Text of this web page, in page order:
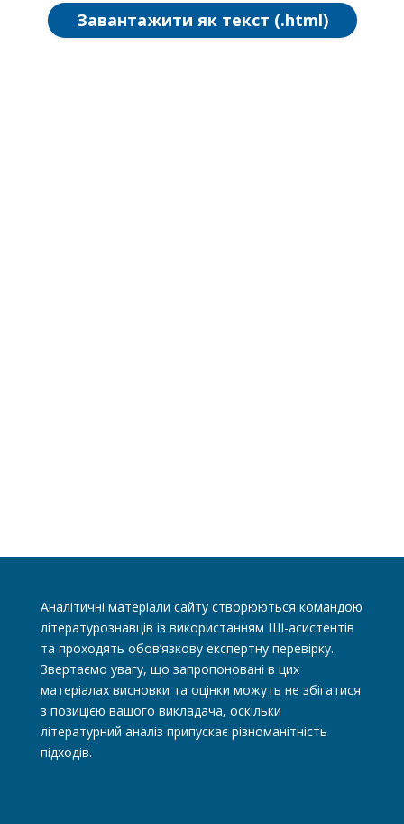
Завантажити як текст (.html)
Аналітичні матеріали сайту створюються командою
літературознавців із використанням ШІ-асистентів
та проходять обов’язкову експертну перевірку.
Звертаємо увагу, що запропоновані в цих
матеріалах висновки та оцінки можуть не збігатися
з позицією вашого викладача, оскільки
літературний аналіз припускає різноманітність
підходів.